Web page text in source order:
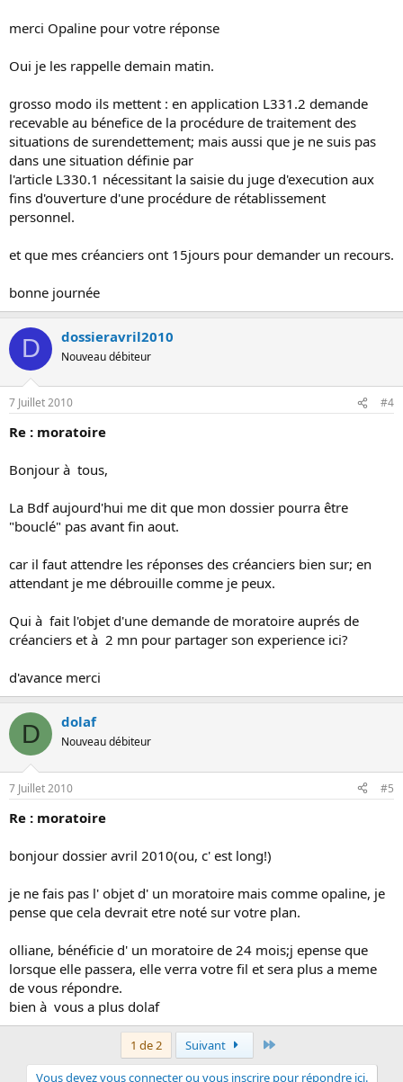
merci Opaline pour votre réponse
Oui je les rappelle demain matin.
grosso modo ils mettent : en application L331.2 demande
recevable au bénefice de la procédure de traitement des
situations de surendettement; mais aussi que je ne suis pas
dans une situation définie par
l'article L330.1 nécessitant la saisie du juge d'execution aux
fins d'ouverture d'une procédure de rétablissement
personnel.
et que mes créanciers ont 15jours pour demander un recours.
bonne journée
D dossieravril2010
Nouveau débiteur
7 Juillet 2010 #4
Re : moratoire
Bonjour à tous,
La Bdf aujourd'hui me dit que mon dossier pourra être
"bouclé" pas avant fin aout.
car il faut attendre les réponses des créanciers bien sur; en
attendant je me débrouille comme je peux.
Qui à fait l'objet d'une demande de moratoire auprés de
créanciers et à 2 mn pour partager son experience ici?
d'avance merci
D dolaf
Nouveau débiteur
7 Juillet 2010 #5
Re : moratoire
bonjour dossier avril 2010(ou, c' est long!)
je ne fais pas l' objet d' un moratoire mais comme opaline, je
pense que cela devrait etre noté sur votre plan.
olliane, bénéficie d' un moratoire de 24 mois;j epense que
lorsque elle passera, elle verra votre fil et sera plus a meme
de vous répondre.
bien à vous a plus dolaf
1 de 2 Suivant
Vous devez vous connecter ou vous inscrire pour répondre ici.